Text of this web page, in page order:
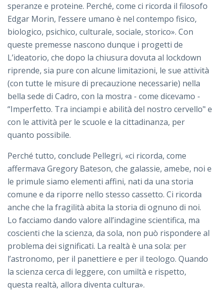
speranze e proteine. Perché, come ci ricorda il filosofo
Edgar Morin, l’essere umano è nel contempo fisico,
biologico, psichico, culturale, sociale, storico». Con
queste premesse nascono dunque i progetti de
L’ideatorio, che dopo la chiusura dovuta al lockdown
riprende, sia pure con alcune limitazioni, le sue attività
(con tutte le misure di precauzione necessarie) nella
bella sede di Cadro, con la mostra - come dicevamo -
“Imperfetto. Tra inciampi e abilità del nostro cervello" e
con le attività per le scuole e la cittadinanza, per
quanto possibile.
Perché tutto, conclude Pellegri, «ci ricorda, come
affermava Gregory Bateson, che galassie, amebe, noi e
le primule siamo elementi affini, nati da una storia
comune e da riporre nello stesso cassetto. Ci ricorda
anche che la fragilità abita la storia di ognuno di noi.
Lo facciamo dando valore all’indagine scientifica, ma
coscienti che la scienza, da sola, non può rispondere al
problema dei significati. La realtà è una sola: per
l’astronomo, per il panettiere e per il teologo. Quando
la scienza cerca di leggere, con umiltà e rispetto,
questa realtà, allora diventa cultura».